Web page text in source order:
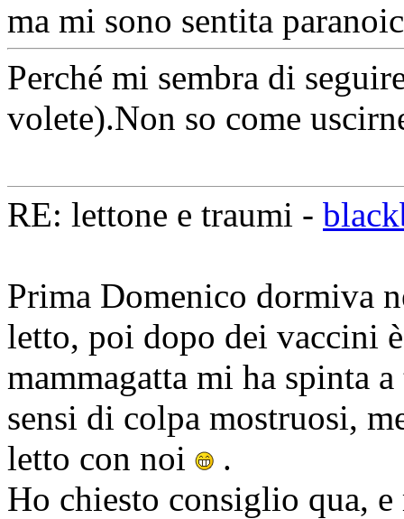
ma mi sono sentita
Perché mi sembra di
volete).Non so come
RE: lettone e traumi -
Prima Domenico dormiva
letto, poi dopo dei vaccini
mammagatta mi ha spinta
sensi di colpa mostruosi,
letto con noi
.
Ho chiesto consiglio qua,